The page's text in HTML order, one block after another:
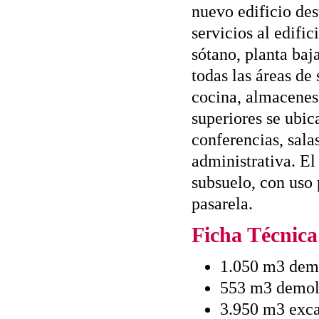
nuevo edificio
servicios al
sótano, planta
todas las áreas
cocina,
superiores se
conferencias,
administrativa. El
subsuelo, con
pasarela.
Ficha Técnica
1.050 m3
553 m3
3.950 m3